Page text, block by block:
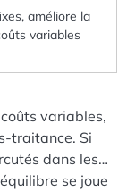
améliore la
variables
variables,
traitance. Si
dans les
se joue